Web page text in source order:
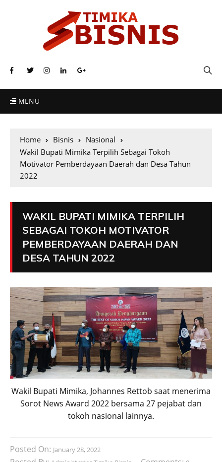
MENU
Home Bisnis
Nasional
Wakil Bupati Mimika Terpilih Sebagai Tokoh
Motivator Pemberdayaan Daerah dan Desa Tahun
2022
WAKIL BUPATI MIMIKA TERPILIH
SEBAGAI TOKOH MOTIVATOR
PEMBERDAYAAN DAERAH DAN
DESA TAHUN 2022
Wakil Bupati Mimika, Johannes Rettob saat menerima
Sorot News Award 2022 bersama 27 pejabat dan
tokoh nasional lainnya.
Posted On: January 28, 2022